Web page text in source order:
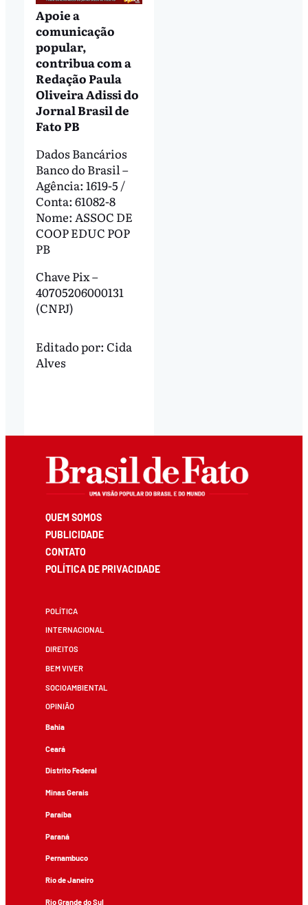
Apoie a
comunicação
popular,
contribua com a
Redação Paula
Oliveira Adissi do
Jornal Brasil de
Fato PB
Dados Bancários
Banco do Brasil –
Agência: 1619-5 /
Conta: 61082-8
Nome: ASSOC DE
COOP EDUC POP
PB
Chave Pix –
40705206000131
(CNPJ)
Editado por: Cida
Alves
QUEM SOMOS
PUBLICIDADE
CONTATO
POLÍTICA DE PRIVACIDADE
POLÍTICA
INTERNACIONAL
DIREITOS
BEM VIVER
SOCIOAMBIENTAL
OPINIÃO
Bahia
Ceará
Distrito Federal
Minas Gerais
Paraíba
Paraná
Pernambuco
Rio de Janeiro
Rio Grande do Sul